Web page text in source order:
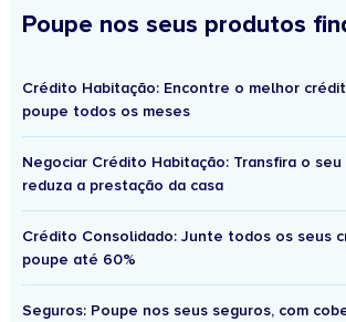
Poupe nos seus produtos
Crédito Habitação: Encontre o melhor
poupe todos os meses
Negociar Crédito Habitação: Transfira o
reduza a prestação da casa
Crédito Consolidado: Junte todos os seus
poupe até 60%
Seguros: Poupe nos seus seguros, com